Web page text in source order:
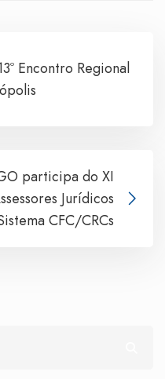
Encontro Regional
participa do XI
Jurídicos
CFC/CRCs